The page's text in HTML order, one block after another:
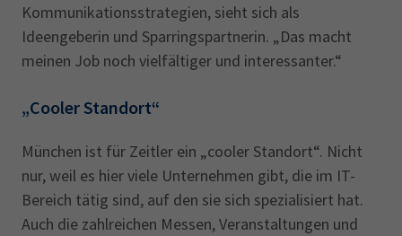
Kommunikationsstrategien, sieht sich als
Ideengeberin und Sparringspartnerin. „Das macht
meinen Job noch vielfältiger und interessanter.“
„Cooler Standort“
München ist für Zeitler ein „cooler Standort“. Nicht
nur, weil es hier viele Unternehmen gibt, die im IT-
Bereich tätig sind, auf den sie sich spezialisiert hat.
Auch die zahlreichen Messen, Veranstaltungen und